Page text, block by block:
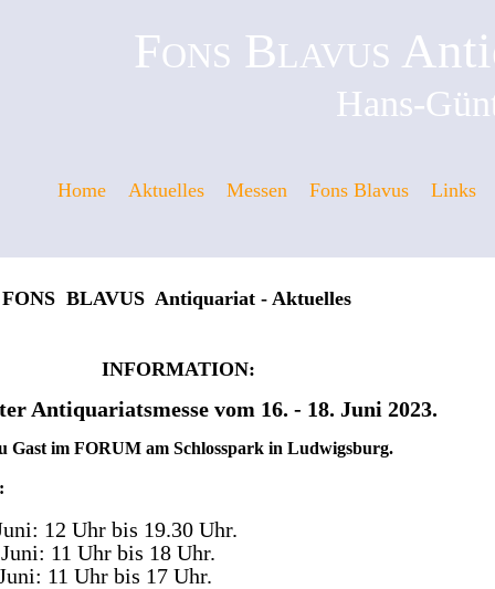
Fons Blavus
Hans-
Home Aktuelles Messen Fons Blavus Links
Antiquariat - Aktuelles
Antiquariatsmesse vom 16. - 18. Juni 2023.
im FORUM am Schlosspark in Ludwigsburg.
12 Uhr bis 19.30 Uhr.
11 Uhr bis 18 Uhr.
11 Uhr bis 17 Uhr.